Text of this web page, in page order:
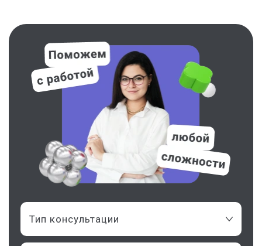
Тип консультации